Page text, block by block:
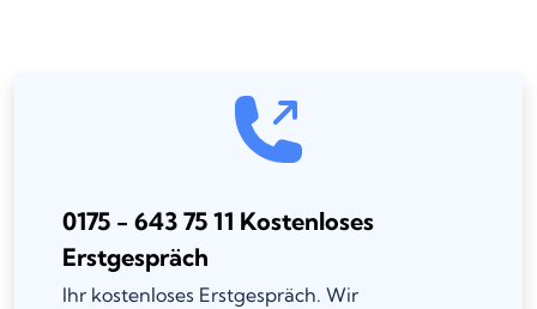
0175 - 643 75 11 Kostenloses
Erstgespräch
Ihr kostenloses Erstgespräch. Wir